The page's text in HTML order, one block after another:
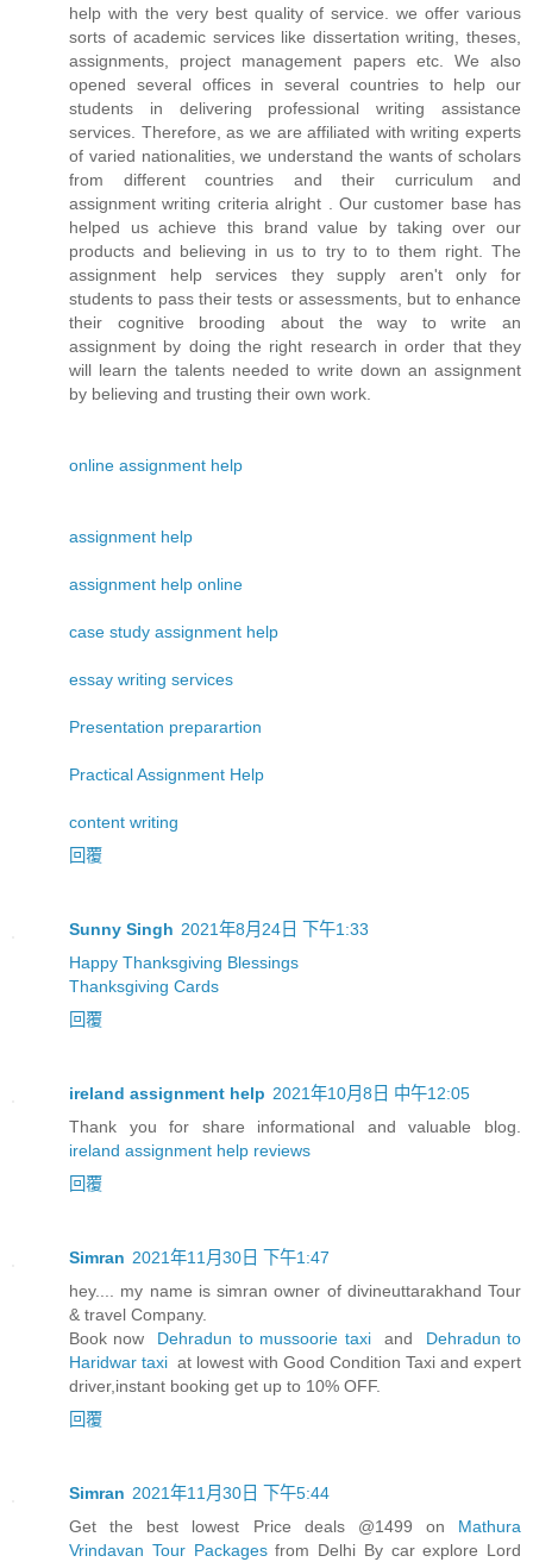
help with the very best quality of service. we offer various
sorts of academic services like dissertation writing, theses,
assignments, project management papers etc. We also
opened several offices in several countries to help our
students in delivering professional writing assistance
services. Therefore, as we are affiliated with writing experts
of varied nationalities, we understand the wants of scholars
from different countries and their curriculum and
assignment writing criteria alright . Our customer base has
helped us achieve this brand value by taking over our
products and believing in us to try to to them right. The
assignment help services they supply aren't only for
students to pass their tests or assessments, but to enhance
their cognitive brooding about the way to write an
assignment by doing the right research in order that they
will learn the talents needed to write down an assignment
by believing and trusting their own work.
online assignment help
assignment help
assignment help online
case study assignment help
essay writing services
Presentation preparartion
Practical Assignment Help
content writing
回覆
Sunny Singh 2021年8月24日 下午1:33
Happy Thanksgiving Blessings
Thanksgiving Cards
回覆
ireland assignment help 2021年10月8日 中午12:05
Thank you for share informational and valuable blog.
ireland assignment help reviews
回覆
Simran 2021年11月30日 下午1:47
hey.... my name is simran owner of divineuttarakhand Tour
& travel Company.
Book now
Dehradun to mussoorie taxi and
Dehradun to
Haridwar taxi at lowest with Good Condition Taxi and expert
driver,instant booking get up to 10% OFF.
回覆
Simran 2021年11月30日 下午5:44
Get the best lowest Price deals @1499 on Mathura
Vrindavan Tour Packagesfrom Delhi By car explore Lord